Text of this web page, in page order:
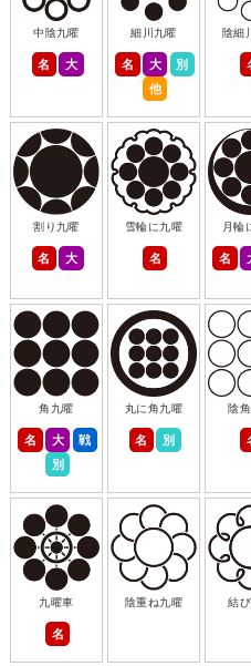
中陰九曜
名 大
細川九曜
名 大
別
他
陰細
割り九曜
名 大
雪輪に九曜
名
月輪
名
角九曜
名 大
戦
別
丸に角九曜
名 別
陰
九曜車
名
陰重ね九曜 結